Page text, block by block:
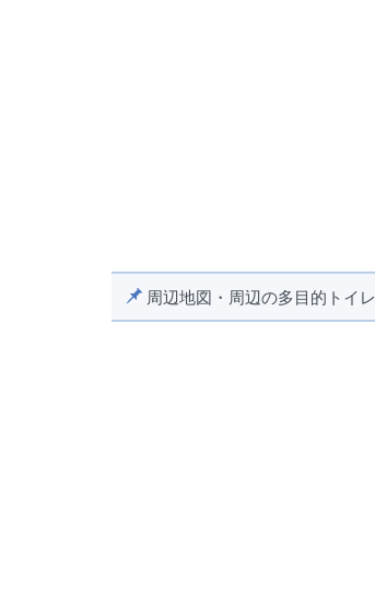
周辺地図・周辺の多目的トイレ